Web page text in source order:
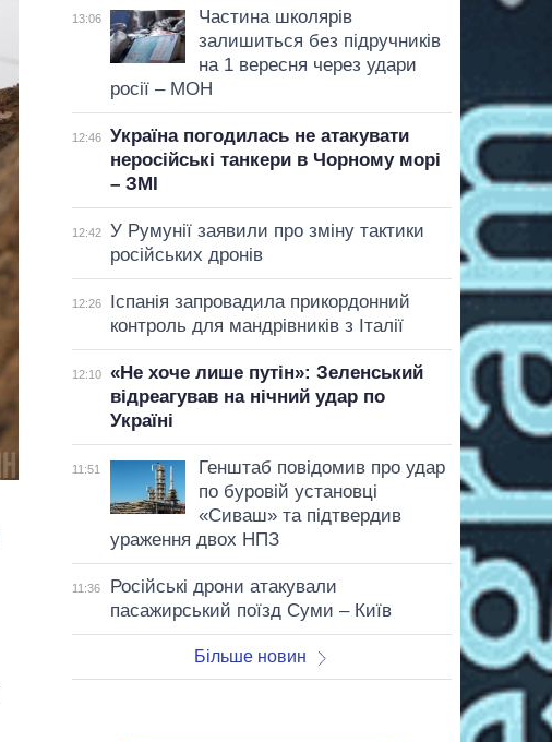
13:06
Частина школярів
залишиться без підручників
на 1 вересня через удари
росії – МОН
12:46
Україна погодилась не атакувати
неросійські танкери в Чорному морі
– ЗМІ
12:42
У Румунії заявили про зміну тактики
російських дронів
12:26
Іспанія запровадила прикордонний
контроль для мандрівників з Італії
12:10
«Не хоче лише путін»: Зеленський
відреагував на нічний удар по
Україні
11:51
Генштаб повідомив про удар
по буровій установці
«Сиваш» та підтвердив
ураження двох НПЗ
11:36
Російські дрони атакували
пасажирський поїзд Суми – Київ
Більше новин